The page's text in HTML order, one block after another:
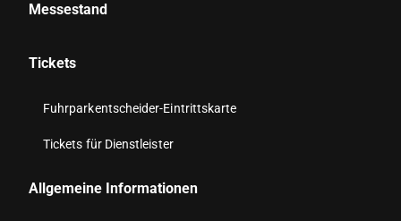
Messestand
Tickets
Fuhrparkentscheider-Eintrittskarte
Tickets für Dienstleister
Allgemeine Informationen